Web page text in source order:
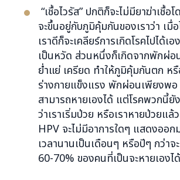
“เชื้อไวรัส” ปกติก็จะไม่มียาฆ่าเชื้
จะขึ้นอยู่กับภูมิคุ้มกันของเราว่า เมื่
เราดีก็จะเคลียร์การเกิดโรคไปได้
เป็นหวัด ส่วนหนึ่งก็เกิดจากพักผ่อ
ย่ำแย่ เครียด ทำให้ภูมิคุ้มกันตก ห
ร่างกายแข็งแรง พักผ่อนเพียงพอ
สามารถหายเองได้ แต่โรคพวกนี้ยั
ว่าเราเริ่มป่วย หรือเราหายป่วยแ
HPV จะไม่มีอาการใดๆ แสดงออก
เวลานานเป็นเดือนๆ หรือปีๆ กว่าจ
60-70% ของคนที่เป็นจะหายเองได้